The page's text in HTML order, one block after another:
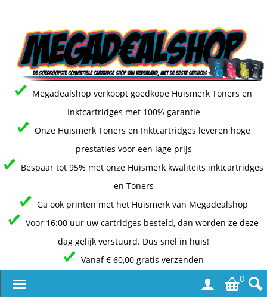
Megadealshop verkoopt goedkope Huismerk Toners en
Inktcartridges met 100% garantie
Onze Huismerk Toners en Inktcartridges leveren hoge
prestaties voor een lage prijs
Bespaar tot 95% met onze Huismerk kwaliteits inktcartridges
en Toners
Ga ook printen met het Huismerk van Megadealshop
Voor 16:00 uur uw cartridges besteld, dan worden ze deze
dag gelijk verstuurd. Dus snel in huis!
Vanaf € 60,00 gratis verzenden
0